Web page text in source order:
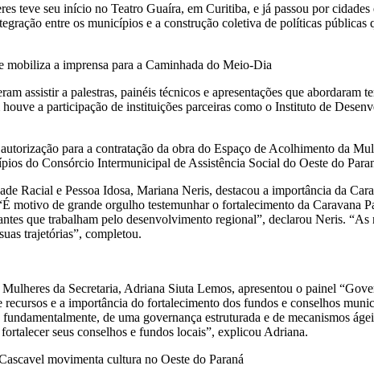
teve seu início no Teatro Guaíra, em Curitiba, e já passou por
entre os municípios e a construção coletiva de políticas
mobiliza a imprensa para a Caminhada do Meio-Dia
assistir a palestras, painéis técnicos e apresentações que
houve a participação de instituições parceiras como o Instituto de
para a contratação da obra do Espaço de Acolhimento da
do Consórcio Intermunicipal de Assistência Social do Oeste do
Racial e Pessoa Idosa, Mariana Neris, destacou a importância da
motivo de grande orgulho testemunhar o fortalecimento da Caravana
que trabalham pelo desenvolvimento regional”, declarou Neris.
trajetórias”, completou.
da Secretaria, Adriana Siuta Lemos, apresentou o painel
recursos e a importância do fortalecimento dos fundos e conselhos
de uma governança estruturada e de mecanismos
seus conselhos e fundos locais”, explicou Adriana.
movimenta cultura no Oeste do Paraná